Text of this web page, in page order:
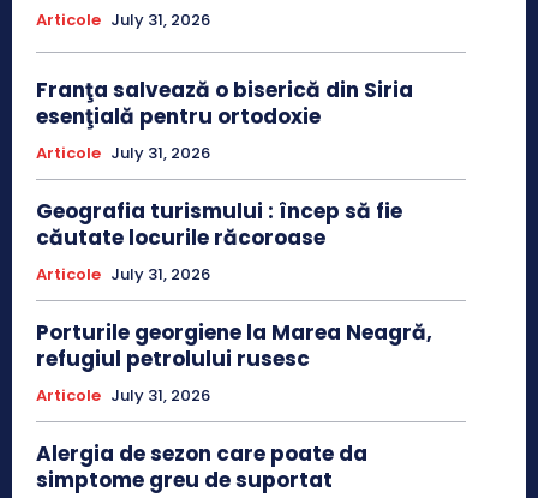
Articole July 31, 2026
Franţa salvează o biserică din Siria
esenţială pentru ortodoxie
Articole July 31, 2026
Geografia turismului : încep să fie
căutate locurile răcoroase
Articole July 31, 2026
Porturile georgiene la Marea Neagră,
refugiul petrolului rusesc
Articole July 31, 2026
Alergia de sezon care poate da
simptome greu de suportat